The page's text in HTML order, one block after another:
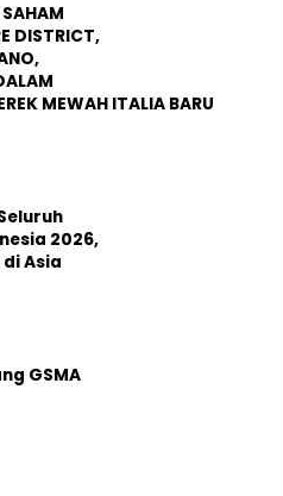
DISTRICT,
MEWAH ITALIA BARU
2026,
Asia
GSMA